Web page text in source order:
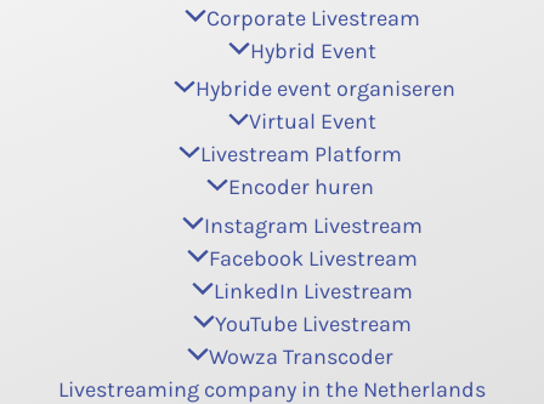
Corporate Livestream
Hybrid Event
Hybride event organiseren
Virtual Event
Livestream Platform
Encoder huren
Instagram Livestream
Facebook Livestream
LinkedIn Livestream
YouTube Livestream
Wowza Transcoder
Livestreaming company in the Netherlands